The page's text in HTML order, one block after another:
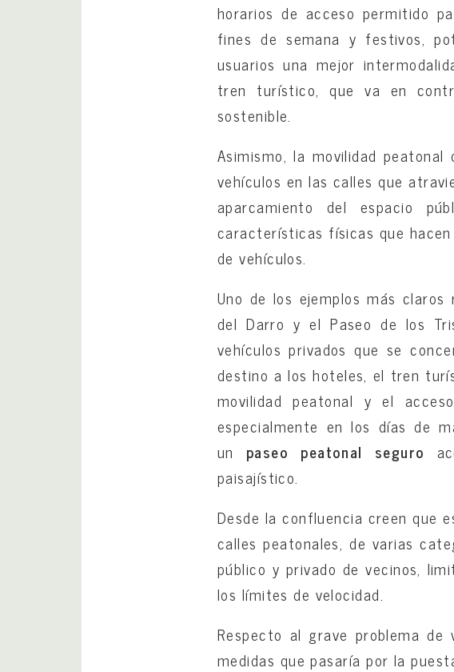
horarios de acceso permitido
fines de semana y festivos,
usuarios una mejor
tren turístico, que va en
sostenible.
Asimismo, la movilidad
vehículos en las calles que
aparcamiento del espacio
características físicas que
de vehículos.
Uno de los ejemplos más
del Darro y el Paseo de los
vehículos privados que se
destino a los hoteles, el tren
movilidad peatonal y el
especialmente en los días de
un paseo peatonal seguro
paisajístico.
Desde la confluencia creen que
calles peatonales, de varias
público y privado de vecinos,
los límites de velocidad.
Respecto al grave problema
medidas que pasaría por la